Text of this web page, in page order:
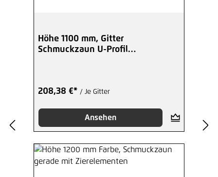
Höhe 1100 mm, Gitter
Schmuckzaun U-Profil
208,38 €* / Je Gitter
Ansehen